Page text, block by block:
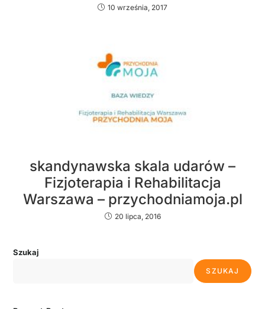
10 września, 2017
skandynawska skala udarów –
Fizjoterapia i Rehabilitacja
Warszawa – przychodniamoja.pl
20 lipca, 2016
Szukaj
SZUKAJ